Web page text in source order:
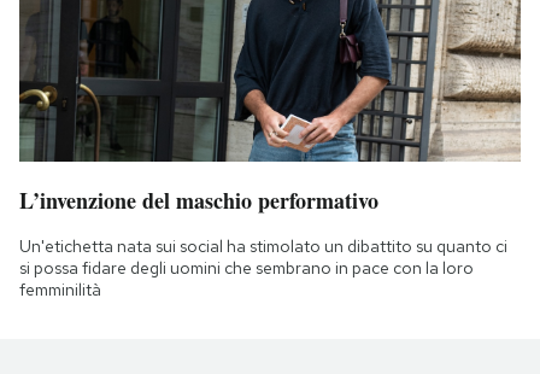
L’invenzione del maschio performativo
Un'etichetta nata sui social ha stimolato un dibattito su quanto ci
si possa fidare degli uomini che sembrano in pace con la loro
femminilità